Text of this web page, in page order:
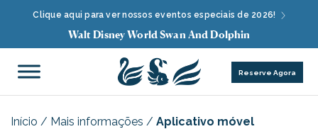
Clique aqui para ver nossos eventos especiais de 2026!
Walt Disney World Swan And Dolphin
Reserve Agora
Início / Mais informações / Aplicativo móvel